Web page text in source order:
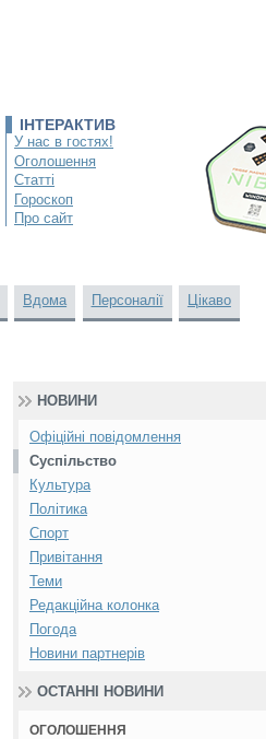
ІНТЕРАКТИВ
У нас в гостях!
Оголошення
Статті
Гороскоп
Про сайт
Вдома Персоналії Цікаво
НОВИНИ
Офіційні повідомлення
Суспільство
Культура
Політика
Спорт
Привітання
Теми
Редакційна колонка
Погода
Новини партнерів
ОСТАННІ НОВИНИ
ОГОЛОШЕННЯ